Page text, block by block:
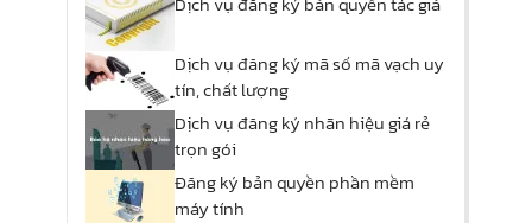
Dịch vụ đăng ký mã số mã vạch uy
tín, chất lượng
Dịch vụ đăng ký nhãn hiệu giá rẻ
trọn gói
Đăng ký bản quyền phần mềm
máy tính